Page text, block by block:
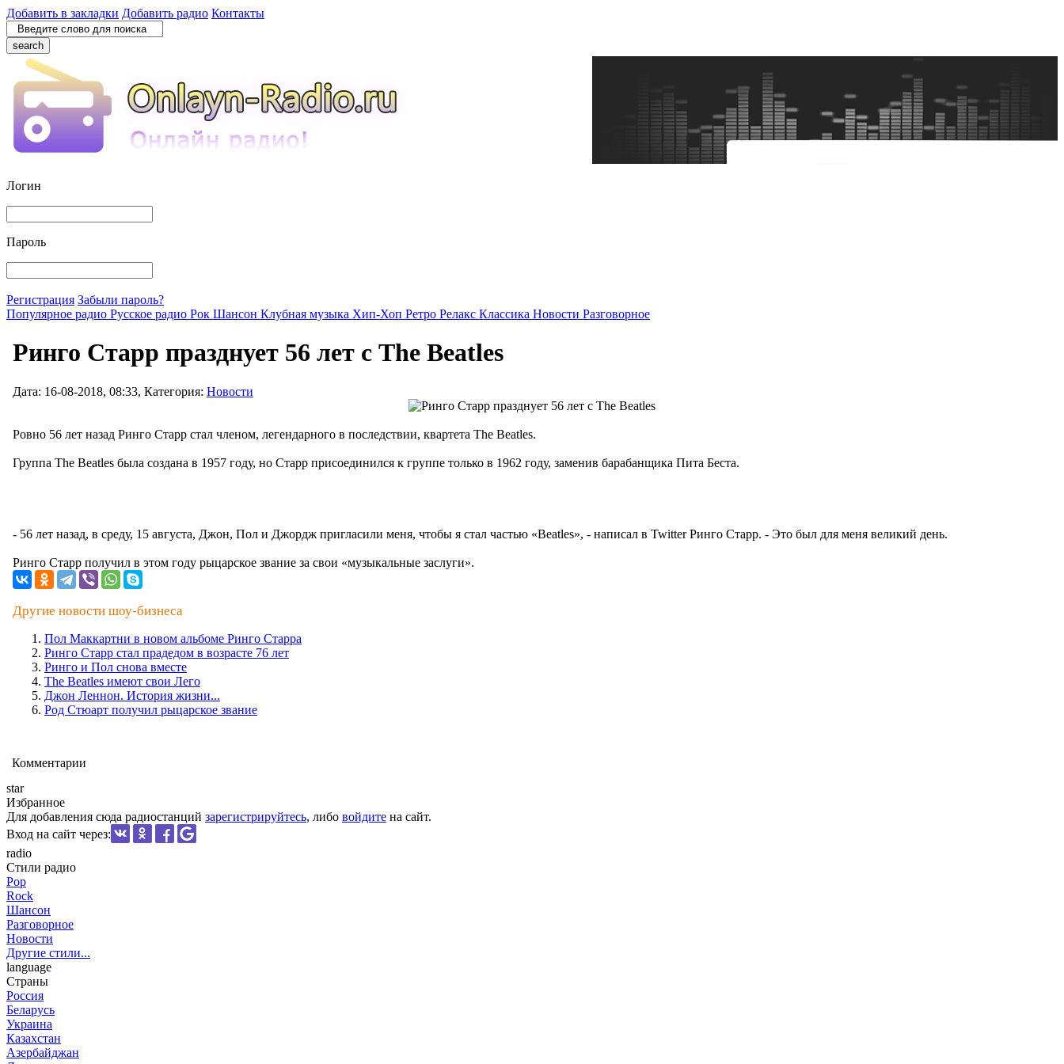
Добавить в закладки Добавить радио Контакты
search
Логин
Пароль
Регистрация Забыли пароль?
Популярное радио Русское радио Рок Шансон Клубная музыка Хип-Хоп Ретро Релакс Классика Новости Разговорное
Ринго Старр празднует 56 лет с The Beatles
Дата: 16-08-2018, 08:33, Категория: Новости
Ровно 56 лет назад Ринго Старр стал членом, легендарного в последствии, квартета The Beatles.
Группа The Beatles была создана в 1957 году, но Старр присоединился к группе только в 1962 году, заменив барабанщика Пита Беста.
- 56 лет назад, в среду, 15 августа, Джон, Пол и Джордж пригласили меня, чтобы я стал частью «Beatles», - написал в Twitter Ринго Старр. - Это был для меня великий день.
Ринго Старр получил в этом году рыцарское звание за свои «музыкальные заслуги».
Другие новости шоу-бизнеса
Пол Маккартни в новом альбоме Ринго Старра
Ринго Старр стал прадедом в возрасте 76 лет
Ринго и Пол снова вместе
The Beatles имеют свои Лего
Джон Леннон. История жизни...
Род Стюарт получил рыцарское звание
Комментарии
star
Избранное
Для добавления сюда радиостанций зарегистрируйтесь, либо войдите на сайт.
Вход на сайт через:
radio
Стили радио
Pop
Rock
Шансон
Разговорное
Новости
Другие стили...
language
Страны
Россия
Беларусь
Украина
Казахстан
Азербайджан